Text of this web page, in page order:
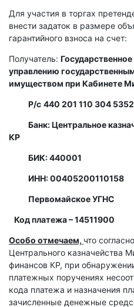
Для участия в торгах
внести задаток в размере
гарантийного взноса на счет:
Получатель: Государственное
управлению
имуществом при Кабинете
Р/с 440 201 110 304 5352
Банк: Центральное
КР
БИК: 440001
ИНН: 00405200110158
Первомайское УГНС
Код платежа – 14511900
Особо отмечаем, что
Центрального казначейства
финансов КР, при
платежных поручениях
кода платежа и назначения
зачисленные денежные